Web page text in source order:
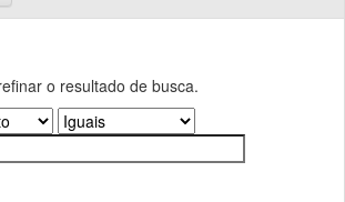
o resultado de busca.